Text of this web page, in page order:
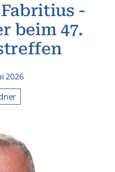
-
beim 47.
2026